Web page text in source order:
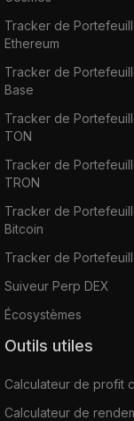
Tracker de
Ethereum
Tracker de
Base
Tracker de
TON
Tracker de
TRON
Tracker de
Bitcoin
Tracker de
Suiveur Perp DEX
Écosystèmes
Outils utiles
Calculateur de profit
Calculateur de